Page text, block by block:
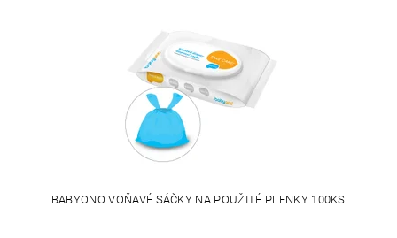
BABYONO VOŇAVÉ SÁČKY NA POUŽITÉ PLENKY 100KS